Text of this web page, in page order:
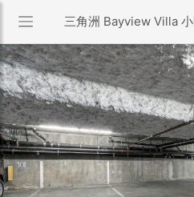
三角洲 Bayview Villa